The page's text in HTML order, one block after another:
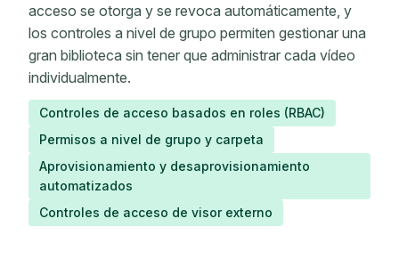
acceso se otorga y se revoca automáticamente, y
los controles a nivel de grupo permiten gestionar una
gran biblioteca sin tener que administrar cada vídeo
individualmente.
Controles de acceso basados ​​en roles (RBAC)
Permisos a nivel de grupo y carpeta
Aprovisionamiento y desaprovisionamiento
automatizados
Controles de acceso de visor externo